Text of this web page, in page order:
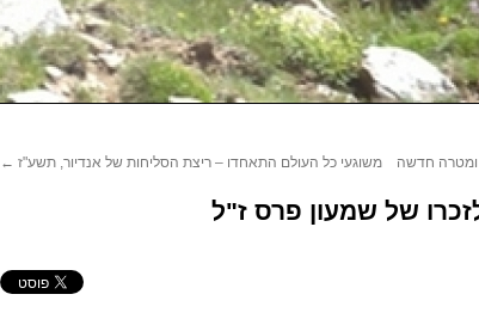
ומטרה חדשה משוגעי כל העולם התאחדו ­– ריצת הסליחות של אנדיור, תשע"ז ←
של שמעון פרס ז"ל